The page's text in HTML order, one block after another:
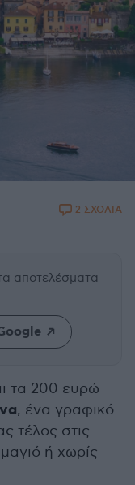
2 ΣΧΟΛΙΑ
αποτελέσματα
τα 200 ευρώ
, ένα γραφικό
τέλος στις
ή χωρίς